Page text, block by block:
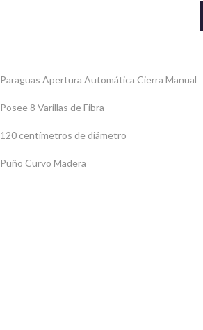
Paraguas Apertura Automática Cierra Manual
Posee 8 Varillas de Fibra
120 centímetros de diámetro
Puño Curvo Madera